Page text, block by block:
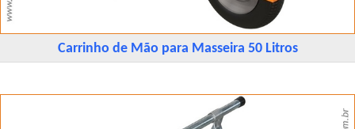
Carrinho de Mão para Masseira 50 Litros